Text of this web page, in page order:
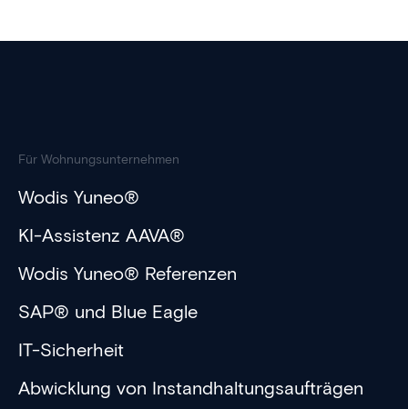
Für Wohnungsunternehmen
Wodis Yuneo®
KI-Assistenz AAVA®
Wodis Yuneo® Referenzen
SAP® und Blue Eagle
IT-Sicherheit
Abwicklung von Instandhaltungsaufträgen